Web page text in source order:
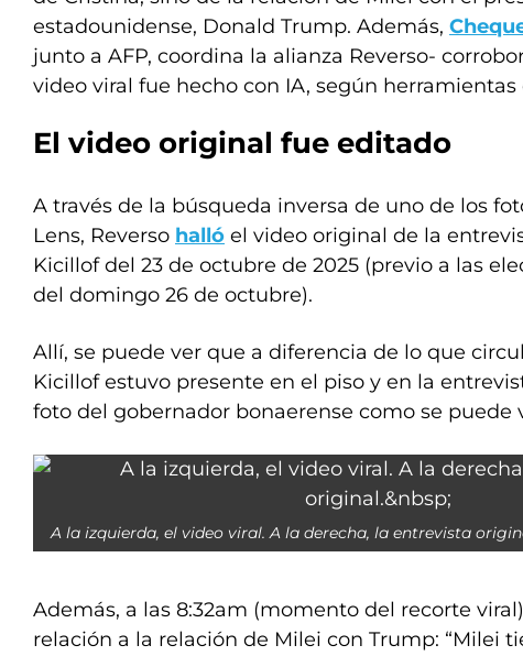
estadounidense, Donald Trump. Además,
junto a AFP, coordina la alianza Reverso-
video viral fue hecho con IA, según herramientas
El video original fue editado
A través de la búsqueda inversa de uno de los
Lens, Reverso halló el video original de la
Kicillof del 23 de octubre de 2025 (previo a las
del domingo 26 de octubre).
Allí, se puede ver que a diferencia de lo que
Kicillof estuvo presente en el piso y en la
foto del gobernador bonaerense como se puede
A la izquierda, el video viral. A la derecha, la entrevista
Además, a las 8:32am (momento del recorte
relación a la relación de Milei con Trump: “Milei